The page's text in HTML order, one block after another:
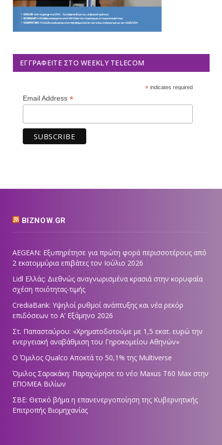
ΕΓΓΡΑΦΕΊΤΕ ΣΤΟ WEEKLY TELECOM
*indicates required
Email Address *
BIZNOW.GR
AEGEAN: Εξυπηρέτησε για πρώτη φορά περισσοτέρους από
2 εκατομμύρια επιβάτες τον Ιούλιο 2026
Lidl Ελλάς: Διεθνώς αναγνωρισμένα κρασιά στην κορυφαία
σχέση ποιότητας-τιμής
CrediaBank: Υψηλοί ρυθμοί ανάπτυξης και νέα ρεκόρ
επιδόσεων το Α’ Εξάμηνο 2026
Στ. Παπασταύρου: «Χρηματοδοτούμε με 1,5 εκατ. ευρώ την
ενεργειακή αναβάθμιση του Γηροκομείου Αθηνών»
Ο Όμιλος Qualco Αποκτά το 50,1% της Multiverse
Όμιλος Σαρακάκη: Παραχώρησε το νέο Maxus T60 Max στην
ΕΠΟΜΕΑ Βιλίων
ΣΒΕ: Θετικό βήμα η επανενεργοποίηση της Κυβερνητικής
Επιτροπής Βιομηχανίας